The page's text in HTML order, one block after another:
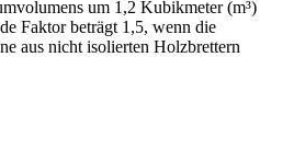
um 1,2 Kubikmeter (m³)
Faktor beträgt 1,5, wenn die
aus nicht isolierten Holzbrettern